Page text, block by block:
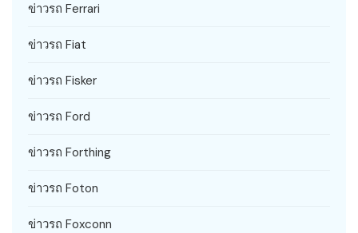
ข่าวรถ Ferrari
ข่าวรถ Fiat
ข่าวรถ Fisker
ข่าวรถ Ford
ข่าวรถ Forthing
ข่าวรถ Foton
ข่าวรถ Foxconn